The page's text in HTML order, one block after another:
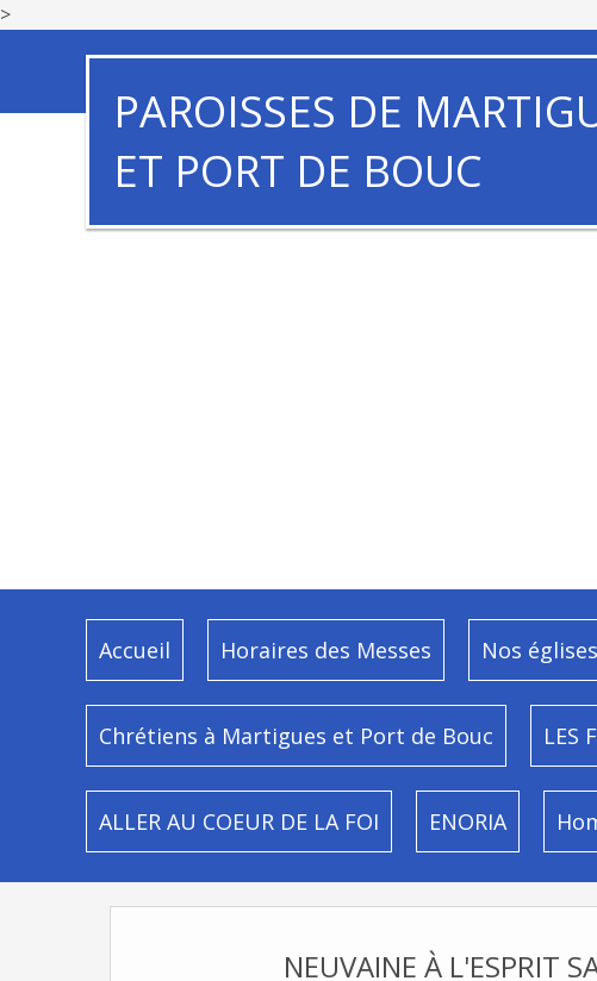
>
PAROISSES DE
ET PORT DE BOUC
Accueil Horaires des Messes Nos églises
Chrétiens à Martigues et Port de Bouc LES
ALLER AU COEUR DE LA FOI ENORIA
NEUVAINE À L'ESPRIT